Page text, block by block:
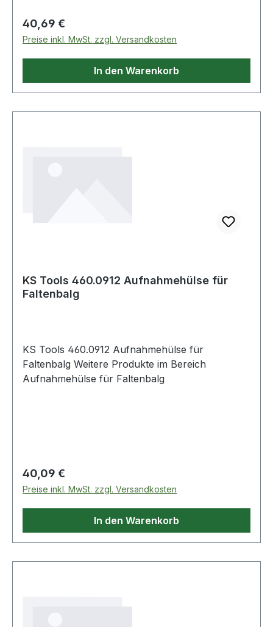
Regulärer Preis:
40,69 €
Preise inkl. MwSt. zzgl. Versandkosten
In den Warenkorb
KS Tools 460.0912 Aufnahmehülse für
Faltenbalg
KS Tools 460.0912 Aufnahmehülse für
Faltenbalg Weitere Produkte im Bereich
Aufnahmehülse für Faltenbalg
Regulärer Preis:
40,09 €
Preise inkl. MwSt. zzgl. Versandkosten
In den Warenkorb